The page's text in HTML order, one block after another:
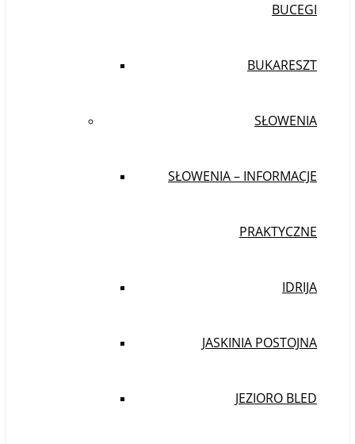
BUCEGI
BUKARESZT
SŁOWENIA
SŁOWENIA – INFORMACJE
PRAKTYCZNE
IDRIJA
JASKINIA POSTOJNA
JEZIORO BLED